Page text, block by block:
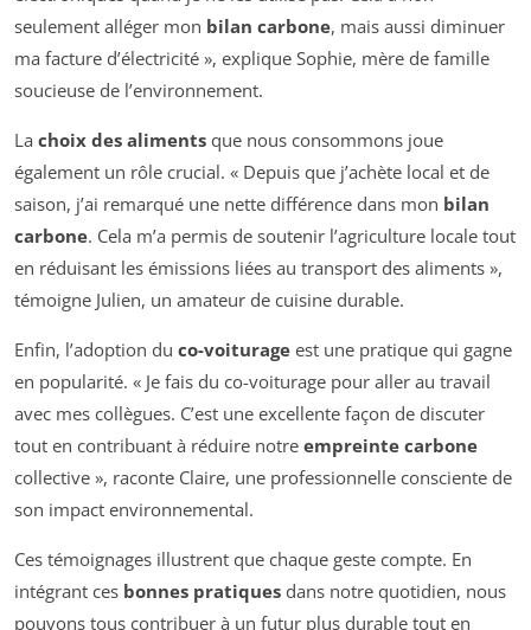
seulement alléger mon bilan carbone, mais aussi diminuer
ma facture d’électricité », explique Sophie, mère de famille
soucieuse de l’environnement.
La choix des aliments que nous consommons joue
également un rôle crucial. « Depuis que j’achète local et de
saison, j’ai remarqué une nette différence dans mon bilan
carbone. Cela m’a permis de soutenir l’agriculture locale tout
en réduisant les émissions liées au transport des aliments »,
témoigne Julien, un amateur de cuisine durable.
Enfin, l’adoption du co-voiturage est une pratique qui gagne
en popularité. « Je fais du co-voiturage pour aller au travail
avec mes collègues. C’est une excellente façon de discuter
tout en contribuant à réduire notre empreinte carbone
collective », raconte Claire, une professionnelle consciente de
son impact environnemental.
Ces témoignages illustrent que chaque geste compte. En
intégrant ces bonnes pratiques dans notre quotidien, nous
pouvons tous contribuer à un futur plus durable tout en